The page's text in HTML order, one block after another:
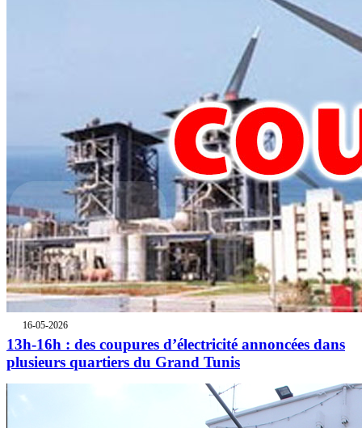
16-05-2026
13h-16h : des coupures d’électricité annoncées dans
plusieurs quartiers du Grand Tunis